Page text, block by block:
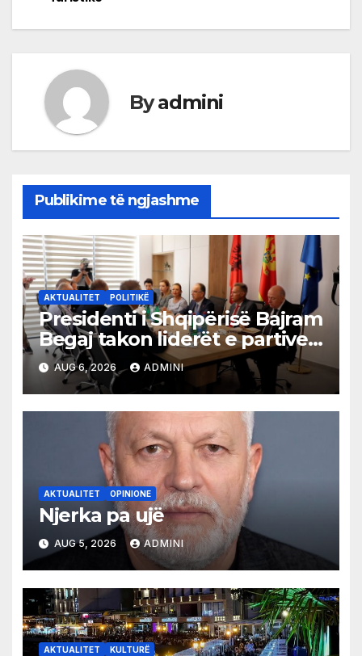
Byadmini
Publikime të ngjashme
AKTUALITET POLITIKË
Presidenti i Shqipërisë Bajram
Begaj takon liderët e partive
shqiptare në Ulqin
AUG 6, 2026 ADMINI
AKTUALITET OPINIONE
Njerka pa ujë
AUG 5, 2026 ADMINI
AKTUALITET KULTURË